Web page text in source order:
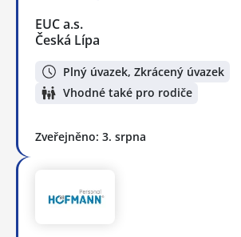
EUC a.s.
Česká Lípa
Plný úvazek, Zkrácený úvazek
Vhodné také pro rodiče
Zveřejněno: 3. srpna